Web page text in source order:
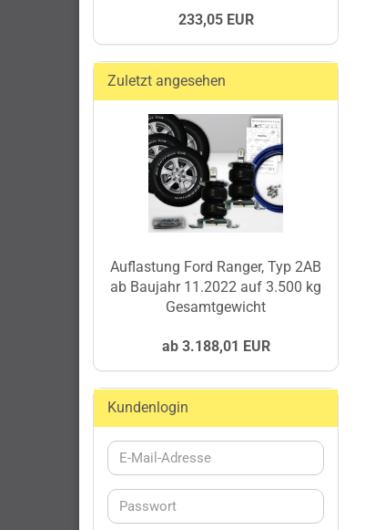
233,05 EUR
Zuletzt angesehen
Auflastung Ford Ranger, Typ 2AB
ab Baujahr 11.2022 auf 3.500 kg
Gesamtgewicht
ab 3.188,01 EUR
Kundenlogin
E-
Mail-
Passwort